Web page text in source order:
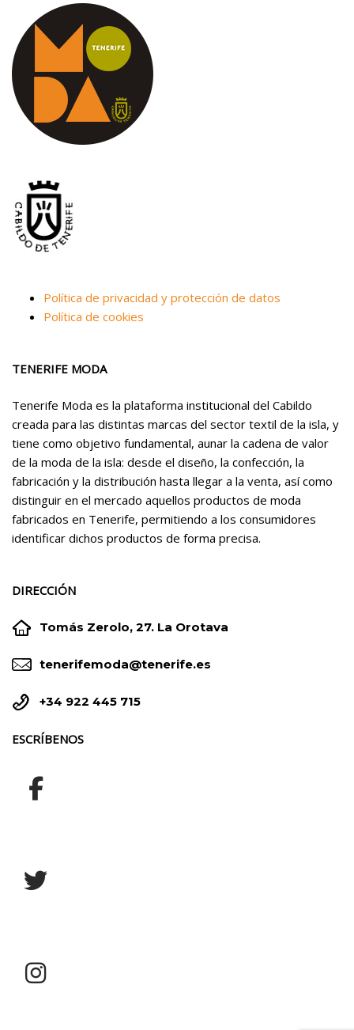
Política de privacidad y protección de datos
Política de cookies
TENERIFE MODA
Tenerife Moda es la plataforma institucional del Cabildo
creada para las distintas marcas del sector textil de la isla, y
tiene como objetivo fundamental, aunar la cadena de valor
de la moda de la isla: desde el diseño, la confección, la
fabricación y la distribución hasta llegar a la venta, así como
distinguir en el mercado aquellos productos de moda
fabricados en Tenerife, permitiendo a los consumidores
identificar dichos productos de forma precisa.
DIRECCIÓN

 Tomás Zerolo, 27. La Orotava

 tenerifemoda@tenerife.es

 +34 922 445 715
ESCRÍBENOS